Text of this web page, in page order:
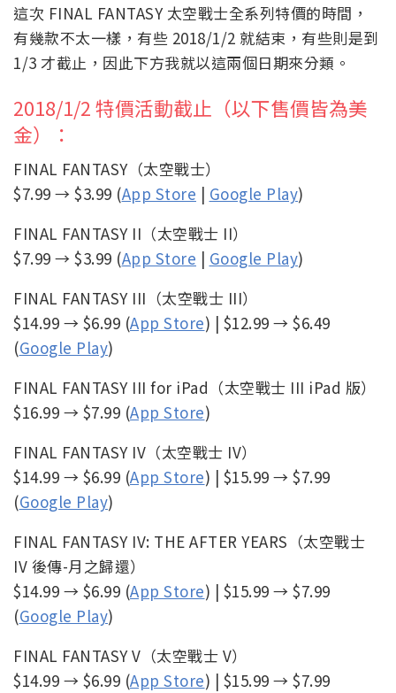
這次 FINAL FANTASY 太空戰士全系列特價的時間，
有幾款不太一樣，有些 2018/1/2 就結束，有些則是到
1/3 才截止，因此下方我就以這兩個日期來分類。
2018/1/2 特價活動截止（以下售價皆為美
金）：
FINAL FANTASY（太空戰士）
$7.99 → $3.99 (App Store | Google Play)
FINAL FANTASY II（太空戰士 II）
$7.99 → $3.99 (App Store | Google Play)
FINAL FANTASY III（太空戰士 III）
$14.99 → $6.99 (App Store) | $12.99 → $6.49
(Google Play)
FINAL FANTASY III for iPad（太空戰士 III iPad 版）
$16.99 → $7.99 (App Store)
FINAL FANTASY IV（太空戰士 IV）
$14.99 → $6.99 (App Store) | $15.99 → $7.99
(Google Play)
FINAL FANTASY IV: THE AFTER YEARS（太空戰士
IV 後傳-月之歸還）
$14.99 → $6.99 (App Store) | $15.99 → $7.99
(Google Play)
FINAL FANTASY V（太空戰士 V）
$14.99 → $6.99 (App Store) | $15.99 → $7.99